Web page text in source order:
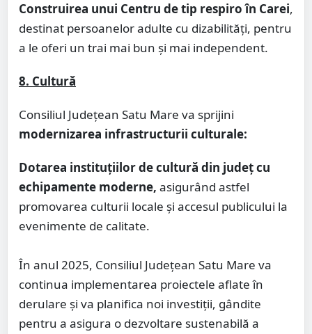
Construirea unui Centru de tip respiro în Carei,
destinat persoanelor adulte cu dizabilități, pentru
a le oferi un trai mai bun și mai independent.
8. Cultură
Consiliul Județean Satu Mare va sprijini
modernizarea infrastructurii culturale:
Dotarea instituțiilor de cultură din județ cu
echipamente moderne, asigurând astfel
promovarea culturii locale și accesul publicului la
evenimente de calitate.
În anul 2025, Consiliul Județean Satu Mare va
continua implementarea proiectele aflate în
derulare și va planifica noi investiții, gândite
pentru a asigura o dezvoltare sustenabilă a